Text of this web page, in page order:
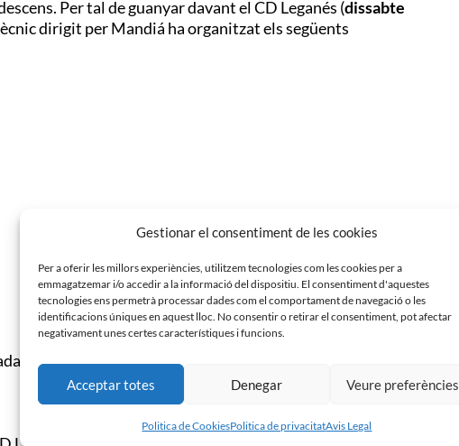
Gestionar el consentiment de les cookies
Per a oferir les millors experiències, utilitzem tecnologies com les cookies per a
emmagatzemar i/o accedir a la informació del dispositiu. El consentiment d'aquestes
tecnologies ens permetrà processar dades com el comportament de navegació o les
identificacions úniques en aquest lloc. No consentir o retirar el consentiment, pot afectar
negativament unes certes característiques i funcions.
Acceptar totes Denegar Veure preferències
Politica de CookiesPolitica de privacitatAvis Legal
Per tal de guanyar davant el CD Leganés (dissabte
dirigit per Mandiá ha organitzat els següents